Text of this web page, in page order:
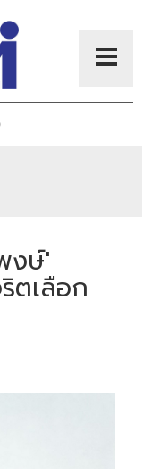
งษ์'
ตเลือก